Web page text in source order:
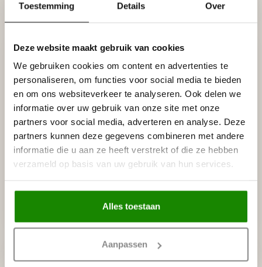
Toestemming Details Over
Deze website maakt gebruik van cookies
We gebruiken cookies om content en advertenties te
personaliseren, om functies voor social media te bieden
en om ons websiteverkeer te analyseren. Ook delen we
informatie over uw gebruik van onze site met onze
partners voor social media, adverteren en analyse. Deze
partners kunnen deze gegevens combineren met andere
informatie die u aan ze heeft verstrekt of die ze hebben
verzameld op basis van uw gebruik van hun services.
Alles toestaan
Aanpassen
Stukprijs: €3,57 / Meter Stukprijs: €9,39 / Meter
LIJST & ORNAMENT
Plint MD009 (100 x 17
Op voorraad (36)
LIJST & ORNAMENT
Plint MD011 (40 x 10
Stukprijs: €5,70 / Meter
Op voorraad